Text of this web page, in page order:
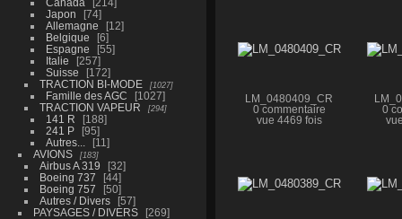
Japon
74
Allemagne
12
Belgique
6
Espagne
55
Italie
257
Suisse
172
TRACTION BI-MODE
1027
Famille des AGC
1027
TRACTION VAPEUR
294
141 R
188
241 P
95
Autres...
11
AVIONS
183
Airbus A 319
32
Boeing 737
44
Boeing 757
50
Autres / Divers
57
PAYSAGES / DIVERS
269
LM_0480409_CR
0 commentaire
vue 4469 fois
0